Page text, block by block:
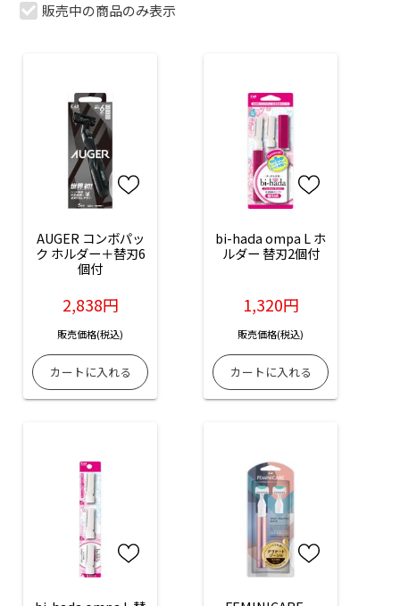
販売中の商品のみ表示
AUGER コンボパッ
ク ホルダー＋替刃6
個付
2,838円
販売価格(税込)
bi-hada ompa L ホ
ルダー 替刃2個付
1,320円
販売価格(税込)